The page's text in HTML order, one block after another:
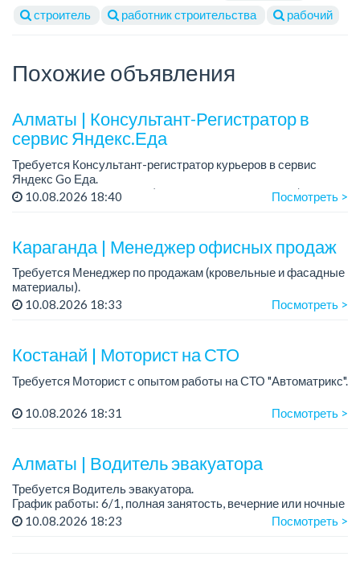
строитель
работник строительства рабочий
Похожие объявления
Алматы | Консультант-Регистратор в
сервис Яндекс.Еда
Требуется Консультант-регистратор курьеров в сервис
Яндекс Go Еда.
Условия: работа в офисе (Абылай хана - Макатаева).
10.08.2026 18:40 Посмотреть >
Караганда | Менеджер офисных продаж
Требуется Менеджер по продажам (кровельные и фасадные
материалы).
Место работы: офис продаж в компании
10.08.2026 18:33 Посмотреть >
Костанай | Моторист на СТО
Требуется Моторист с опытом работы на СТО "Автоматрикс".
Условия:
10.08.2026 18:31 Посмотреть >
Алматы | Водитель эвакуатора
Требуется Водитель эвакуатора.
График работы: 6/1, полная занятость, вечерние или ночные
смены.
10.08.2026 18:23 Посмотреть >